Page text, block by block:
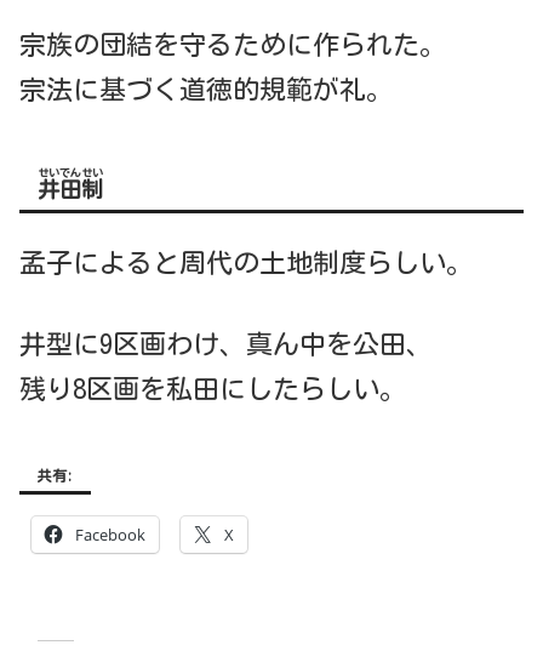
宗族の団結を守るために作られた。
宗法に基づく道徳的規範が礼。
井田制
せいでんせい
孟子によると周代の土地制度らしい。
井型に9区画わけ、真ん中を公田、
残り8区画を私田にしたらしい。
共有:
Facebook X